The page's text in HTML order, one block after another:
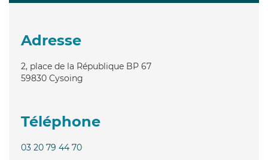
Adresse
2, place de la République BP 67
59830 Cysoing
Téléphone
03 20 79 44 70